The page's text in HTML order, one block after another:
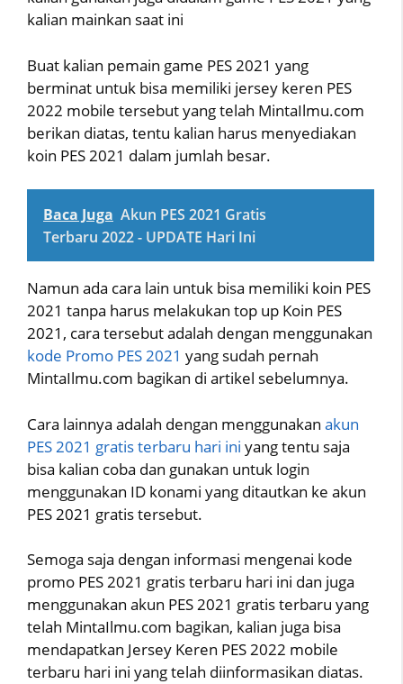
kalian mainkan saat ini
Buat kalian pemain game PES 2021 yang
berminat untuk bisa memiliki jersey keren PES
2022 mobile tersebut yang telah MintaIlmu.com
berikan diatas, tentu kalian harus menyediakan
koin PES 2021 dalam jumlah besar.
Baca Juga Akun PES 2021 Gratis
Terbaru 2022 - UPDATE Hari Ini
Namun ada cara lain untuk bisa memiliki koin PES
2021 tanpa harus melakukan top up Koin PES
2021, cara tersebut adalah dengan menggunakan
kode Promo PES 2021 yang sudah pernah
MintaIlmu.com bagikan di artikel sebelumnya.
Cara lainnya adalah dengan menggunakan akun
PES 2021 gratis terbaru hari ini yang tentu saja
bisa kalian coba dan gunakan untuk login
menggunakan ID konami yang ditautkan ke akun
PES 2021 gratis tersebut.
Semoga saja dengan informasi mengenai kode
promo PES 2021 gratis terbaru hari ini dan juga
menggunakan akun PES 2021 gratis terbaru yang
telah MintaIlmu.com bagikan, kalian juga bisa
mendapatkan Jersey Keren PES 2022 mobile
terbaru hari ini yang telah diinformasikan diatas.